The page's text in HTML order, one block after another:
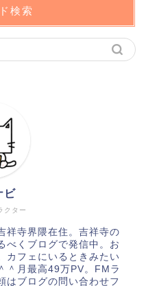
検索
クター
ビ
祥寺界隈在住。吉祥寺の
べくブログで発信中。お
カフェにいるときみたい
＾月最高49万PV。FMラ
はブログの問い合わせフ